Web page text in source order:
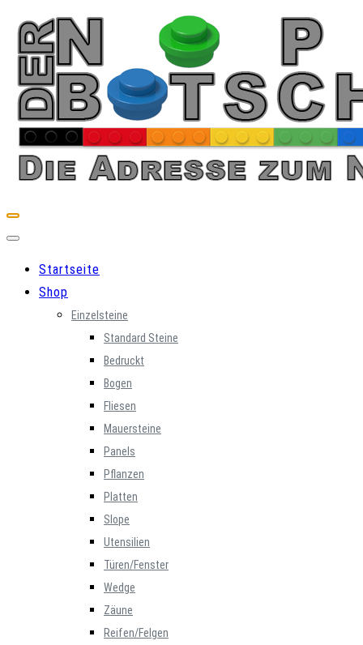
Skip
content
Startseite
Shop
Einzelsteine
Standard Steine
Bedruckt
Bogen
Fliesen
Mauersteine
Panels
Pflanzen
Platten
Slope
Utensilien
Türen/Fenster
Wedge
Zäune
Reifen/Felgen